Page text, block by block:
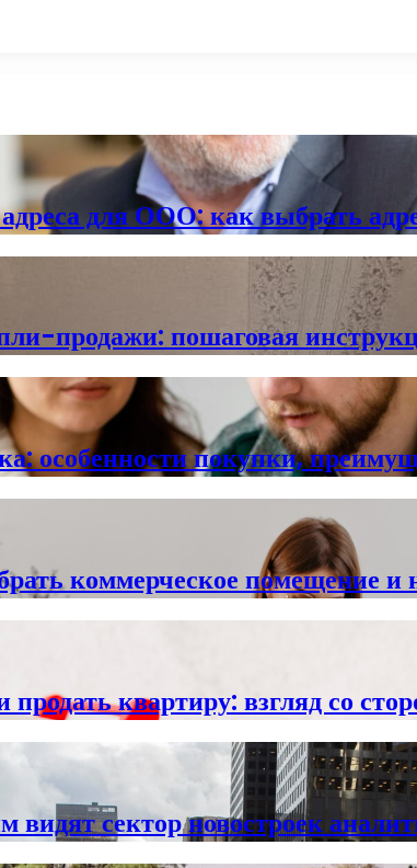
для ООО: как выбрать
продажи: пошаговая
особенности покупки,
коммерческое помещение и
квартиру: взгляд со
видят сектор новостроек